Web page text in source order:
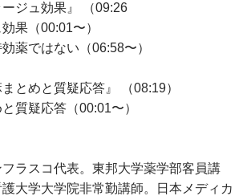
ジュ効果』 （09:26
果（00:01〜）
薬ではない（06:58〜）
とめと質疑応答』 （08:19）
質疑応答（00:01〜）
ラスコ代表。東邦大学薬学部客員講
大学大学院非常勤講師。日本メディカ